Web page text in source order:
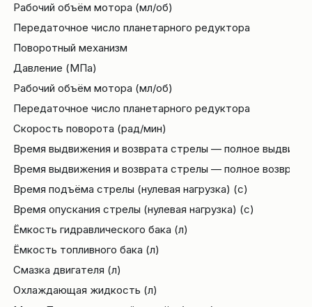
Рабочий объём мотора (мл/об)
Передаточное число планетарного редуктора
Поворотный механизм
Давление (МПа)
Рабочий объём мотора (мл/об)
Передаточное число планетарного редуктора
Скорость поворота (рад/мин)
Время выдвижения и возврата стрелы — полное
Время выдвижения и возврата стрелы — полное возврат
Время подъёма стрелы (нулевая нагрузка) (с)
Время опускания стрелы (нулевая нагрузка) (с)
Ёмкость гидравлического бака (л)
Ёмкость топливного бака (л)
Смазка двигателя (л)
Охлаждающая жидкость (л)